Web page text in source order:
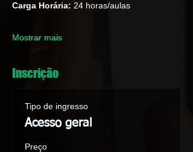
Carga Horária: 24 horas/aulas
Mostrar mais
Inscrição
Tipo de ingresso
Acesso geral
Preço